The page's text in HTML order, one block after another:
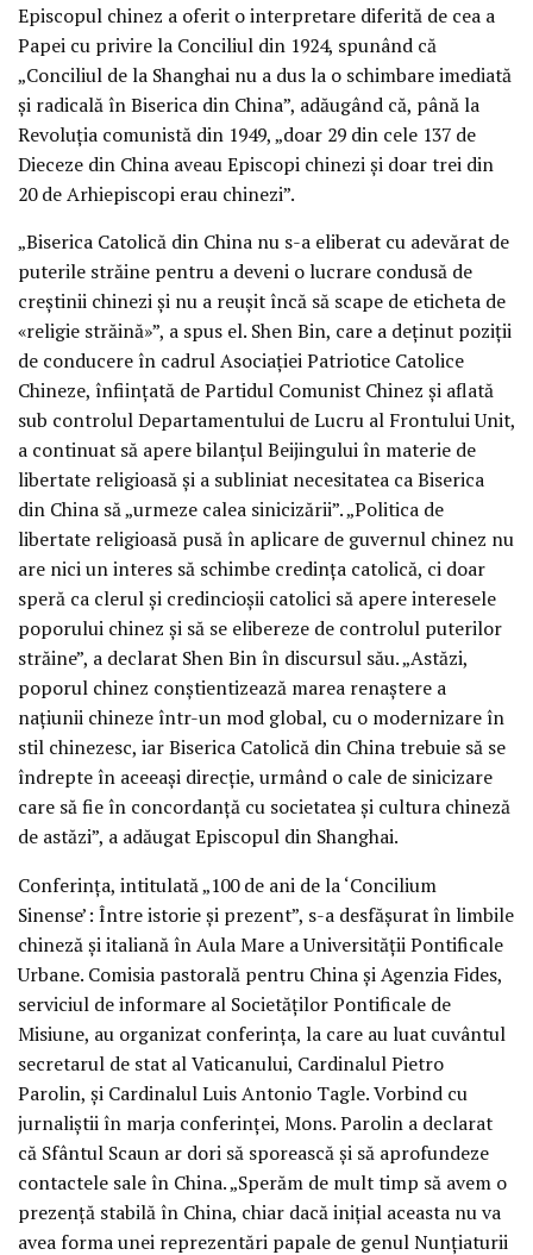
Episcopul chinez a oferit o interpretare diferită de cea a
Papei cu privire la Conciliul din 1924, spunând că
„Conciliul de la Shanghai nu a dus la o schimbare imediată
și radicală în Biserica din China”, adăugând că, până la
Revoluția comunistă din 1949, „doar 29 din cele 137 de
Dieceze din China aveau Episcopi chinezi și doar trei din
20 de Arhiepiscopi erau chinezi”.
„Biserica Catolică din China nu s-a eliberat cu adevărat de
puterile străine pentru a deveni o lucrare condusă de
creștinii chinezi și nu a reușit încă să scape de eticheta de
«religie străină»”, a spus el. Shen Bin, care a deținut poziții
de conducere în cadrul Asociației Patriotice Catolice
Chineze, înființată de Partidul Comunist Chinez și aflată
sub controlul Departamentului de Lucru al Frontului Unit,
a continuat să apere bilanțul Beijingului în materie de
libertate religioasă și a subliniat necesitatea ca Biserica
din China să „urmeze calea sinicizării”. „Politica de
libertate religioasă pusă în aplicare de guvernul chinez nu
are nici un interes să schimbe credința catolică, ci doar
speră ca clerul și credincioșii catolici să apere interesele
poporului chinez și să se elibereze de controlul puterilor
străine”, a declarat Shen Bin în discursul său. „Astăzi,
poporul chinez conștientizează marea renaștere a
națiunii chineze într-un mod global, cu o modernizare în
stil chinezesc, iar Biserica Catolică din China trebuie să se
îndrepte în aceeași direcție, urmând o cale de sinicizare
care să fie în concordanță cu societatea și cultura chineză
de astăzi”, a adăugat Episcopul din Shanghai.
Conferința, intitulată „100 de ani de la ‘Concilium
Sinense’: Între istorie și prezent”, s-a desfășurat în limbile
chineză și italiană în Aula Mare a Universității Pontificale
Urbane. Comisia pastorală pentru China și Agenzia Fides,
serviciul de informare al Societăților Pontificale de
Misiune, au organizat conferința, la care au luat cuvântul
secretarul de stat al Vaticanului, Cardinalul Pietro
Parolin, și Cardinalul Luis Antonio Tagle. Vorbind cu
jurnaliștii în marja conferinței, Mons. Parolin a declarat
că Sfântul Scaun ar dori să sporească și să aprofundeze
contactele sale în China. „Sperăm de mult timp să avem o
prezență stabilă în China, chiar dacă inițial aceasta nu va
avea forma unei reprezentări papale de genul Nunțiaturii